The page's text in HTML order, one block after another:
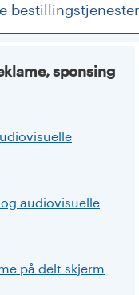
bestillingstjenester
sponsing
audiovisuelle
på delt skjerm